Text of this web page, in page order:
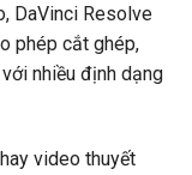
DaVinci Resolve
phép cắt ghép,
nhiều định dạng
video thuyết